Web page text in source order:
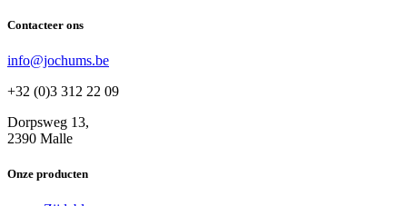
Contacteer ons
info@jochums.be
+32 (0)3 312 22 09
Dorpsweg 13,
2390 Malle
Onze producten